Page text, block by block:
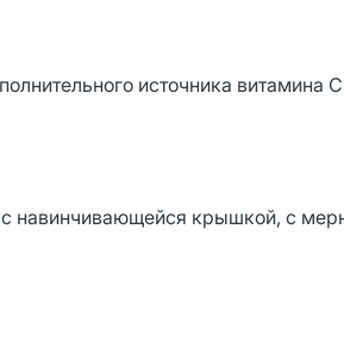
источника витамина
навинчивающейся крышкой, с